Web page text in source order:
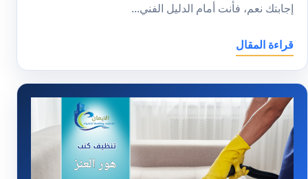
إجابتك نعم، فأنت أمام الدليل الفني...
قراءة المقال